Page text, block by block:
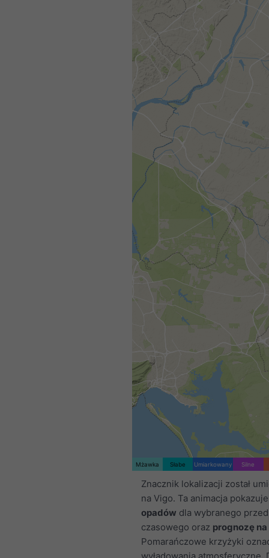
Mżawka Słabe Umiarkowany Silne
Znacznik lokalizacji został
na Vigo. Ta animacja
opadów dla wybranego
czasowego oraz prognozę na
Pomarańczowe krzyżyki